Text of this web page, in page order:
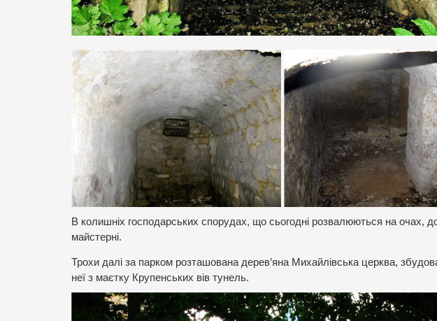
В колишніх господарських спорудах, що сьогодні розвалюються на очах,
майстерні.
Трохи далі за парком розташована дерев’яна Михайлівська церква,
неї з маєтку Крупенських вів тунель.